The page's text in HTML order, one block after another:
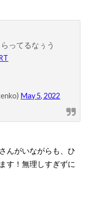
ってるなぅう
May 5, 2022
んがいながらも、ひ
す！無理しすぎずに